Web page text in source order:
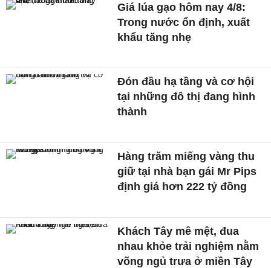
Giá lúa gạo hôm nay 4/8:
Trong nước ổn định, xuất
khẩu tăng nhẹ
Đón đầu hạ tầng và cơ hội
tại những đô thị đang hình
thành
Hàng trăm miếng vàng thu
giữ tại nhà bạn gái Mr Pips
định giá hơn 222 tỷ đồng
Khách Tây mê mệt, đua
nhau khỏe trải nghiệm nằm
võng ngủ trưa ở miền Tây